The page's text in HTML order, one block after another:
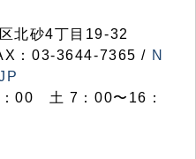
北砂4丁目19-32
：03-3644-7365 / N
00 土 7：00〜16：